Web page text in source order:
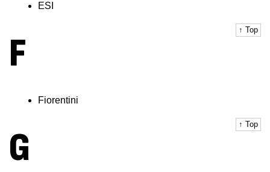
ESI
↑ Top
F
Fiorentini
↑ Top
G